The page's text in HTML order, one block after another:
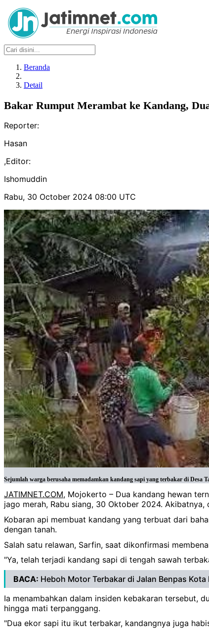
Beranda
Detail
Bakar Rumput Merambat ke Kandang,
Reporter:
Hasan
,Editor:
Ishomuddin
Rabu, 30 October 2024 08:00 UTC
Sejumlah warga berusaha memadamkan kandang sapi yang terbakar di Desa
JATIMNET.COM, Mojokerto – Dua kandang hewan
jago merah, Rabu siang, 30 Oktober 2024.
Kobaran api membuat kandang yang terbuat dari
dengan tanah.
Salah satu relawan, Sarfin, saat dikonfirmasi
"Ya, telah terjadi kandang sapi di tengah sawah
BACA: Heboh Motor Terbakar di Jalan Benpas
Ia menambahkan dalam insiden kebakaran tersebut,
hingga mati terpanggang.
"Dua ekor sapi itu ikut terbakar, kandangnya juga